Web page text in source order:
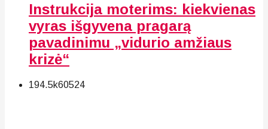
Instrukcija moterims: kiekvienas
vyras išgyvena pragarą
pavadinimu „vidurio amžiaus
krizė“
194.5k60524